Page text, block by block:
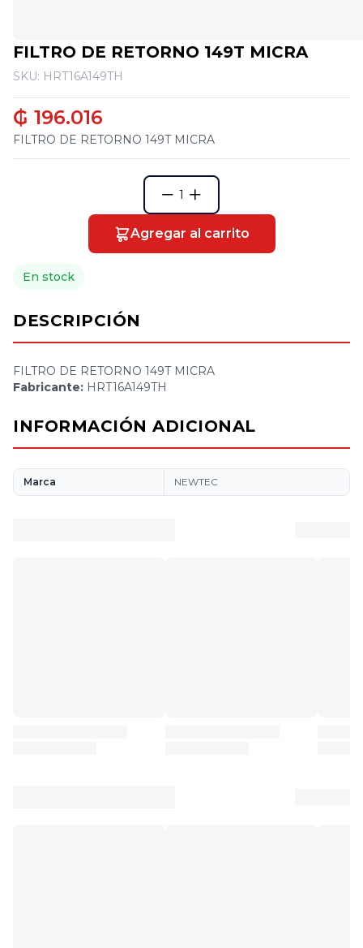
FILTRO DE RETORNO 149T MICRA
SKU: HRT16A149TH
₲ 196.016
FILTRO DE RETORNO 149T MICRA
1
Agregar al carrito
En stock
DESCRIPCIÓN
FILTRO DE RETORNO 149T MICRA
Fabricante: HRT16A149TH
INFORMACIÓN ADICIONAL
Marca NEWTEC